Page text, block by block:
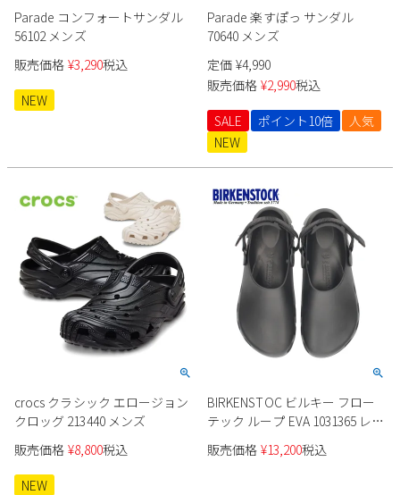
ブーツ
new balance
puma
ブーツ
Parade
SKECHERS
GAP
EDWIN
new balance
フォーマル
ブーツ
SKECHERS
new balance
asics
瞬足
メンズSALE
キッズSALE
リュック
ボディバッグ
ハンドバッグ
トートバッグ
ショルダーバッグ
財布
ケア用品
詳細検索
会員サービス
お問い合わせ
メルマガ購買
営業日カレンダー
休業日 お問い合わせ窓口休業日
Parade コンフォートサンダル
56102 メンズ
販売価格 ¥3,290税込
NEW
Parade 楽すぽっ サンダル
70640 メンズ
定価 ¥4,990
販売価格 ¥2,990税込
SALE
ポイント10倍
人気
NEW
crocs クラシック エロージョン
クロッグ 213440 メンズ
販売価格 ¥8,800税込
NEW
BIRKENSTOC ビルキー フロー
テック ループ EVA 1031365 レギ
ュラー幅 メンズ
販売価格 ¥13,200税込